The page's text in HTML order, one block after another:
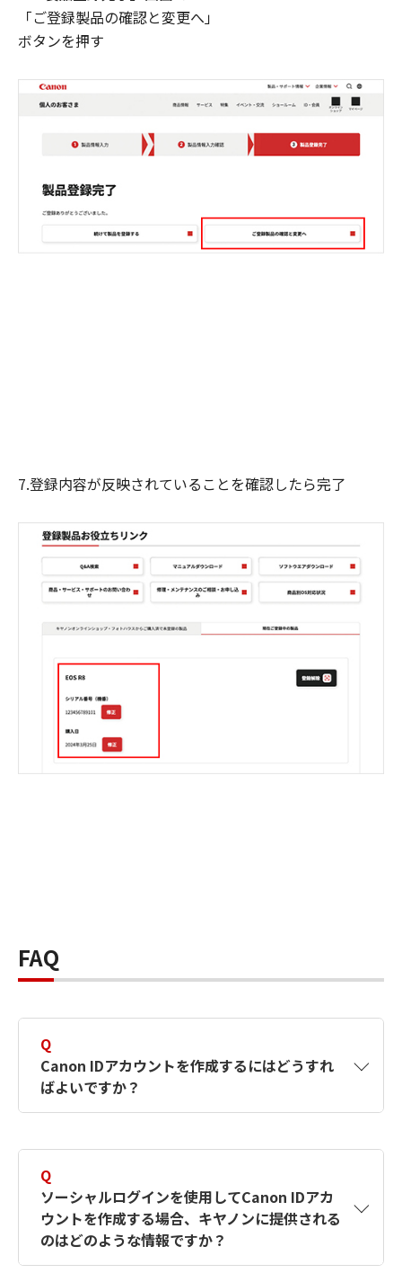
「ご登録製品の確認と変更へ」
ボタンを押す
7.登録内容が反映されていることを確認したら完了
FAQ
Q
Canon IDアカウントを作成するにはどうすれ
ばよいですか？
す。詳しい作成方法は【カメラ】Canon IDとは
何ですか？Canon IDの作成方法は？をご確認く
ださい。
Q
ソーシャルログインを使用してCanon IDアカ
ウントを作成する場合、キヤノンに提供される
のはどのような情報ですか？